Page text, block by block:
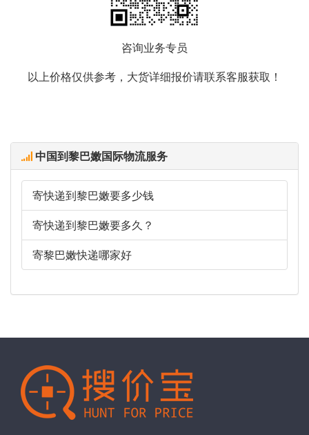
咨询业务专员
以上价格仅供参考，大货详细报价请联系客服获取！
中国到黎巴嫩国际物流服务
寄快递到黎巴嫩要多少钱
寄快递到黎巴嫩要多久？
寄黎巴嫩快递哪家好